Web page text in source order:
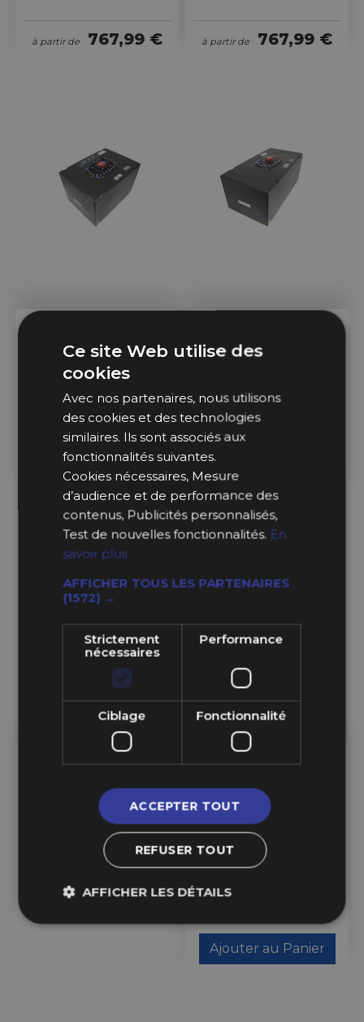
à partir de 767,99 € à partir de 767,99 €
ATL
Réservoirs d'Essence ATL
120L, 641x465x420 mm
à partir de 767,99 €
Réservoirs d'Essence ATL
120L, 845x437x361 mm
à partir de
Sur Commande
ATL
Réservoirs d'Essence ATL
170L, 640x640x425 mm
(FIA)
6 En Stock
ATL
Joint en Caoutchouc ATL
pour Réservoir avec
Plaque Supérieure 6x10"
Ajouter au Panier
Ce site Web utilise des
cookies
Avec nos partenaires, nous utilisons
des cookies et des technologies
similaires. Ils sont associés aux
fonctionnalités suivantes.
Cookies nécessaires, Mesure
d’audience et de performance des
contenus, Publicités personnalisés,
Test de nouvelles fonctionnalités. En
savoir plus
AFFICHER TOUS LES PARTENAIRES
(1572) →
Strictement
nécessaires
Performance
Ciblage Fonctionnalité
ACCEPTER TOUT
REFUSER TOUT
AFFICHER LES DÉTAILS